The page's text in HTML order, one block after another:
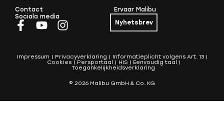
Contact
Ervaar Malibu
Sociala media
Nyhetsbrev
Impressum Privacyverklaring
Informatieplicht volgens Art. 13
Cookies
Persportaal HIS
Eenvoudig taal
Toegankelijkheidsverklaring
© 2026 Malibu GmbH & Co. KG